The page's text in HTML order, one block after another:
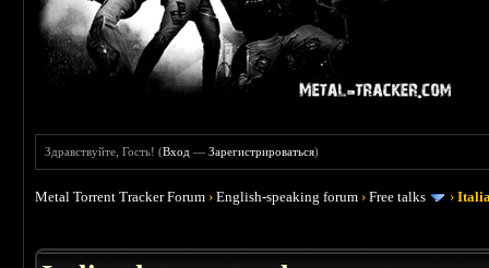
Здравствуйте, Гость! (Вход —Зарегистрироваться)
Metal Torrent Tracker Forum ›English-speaking forum ›Free talks ›